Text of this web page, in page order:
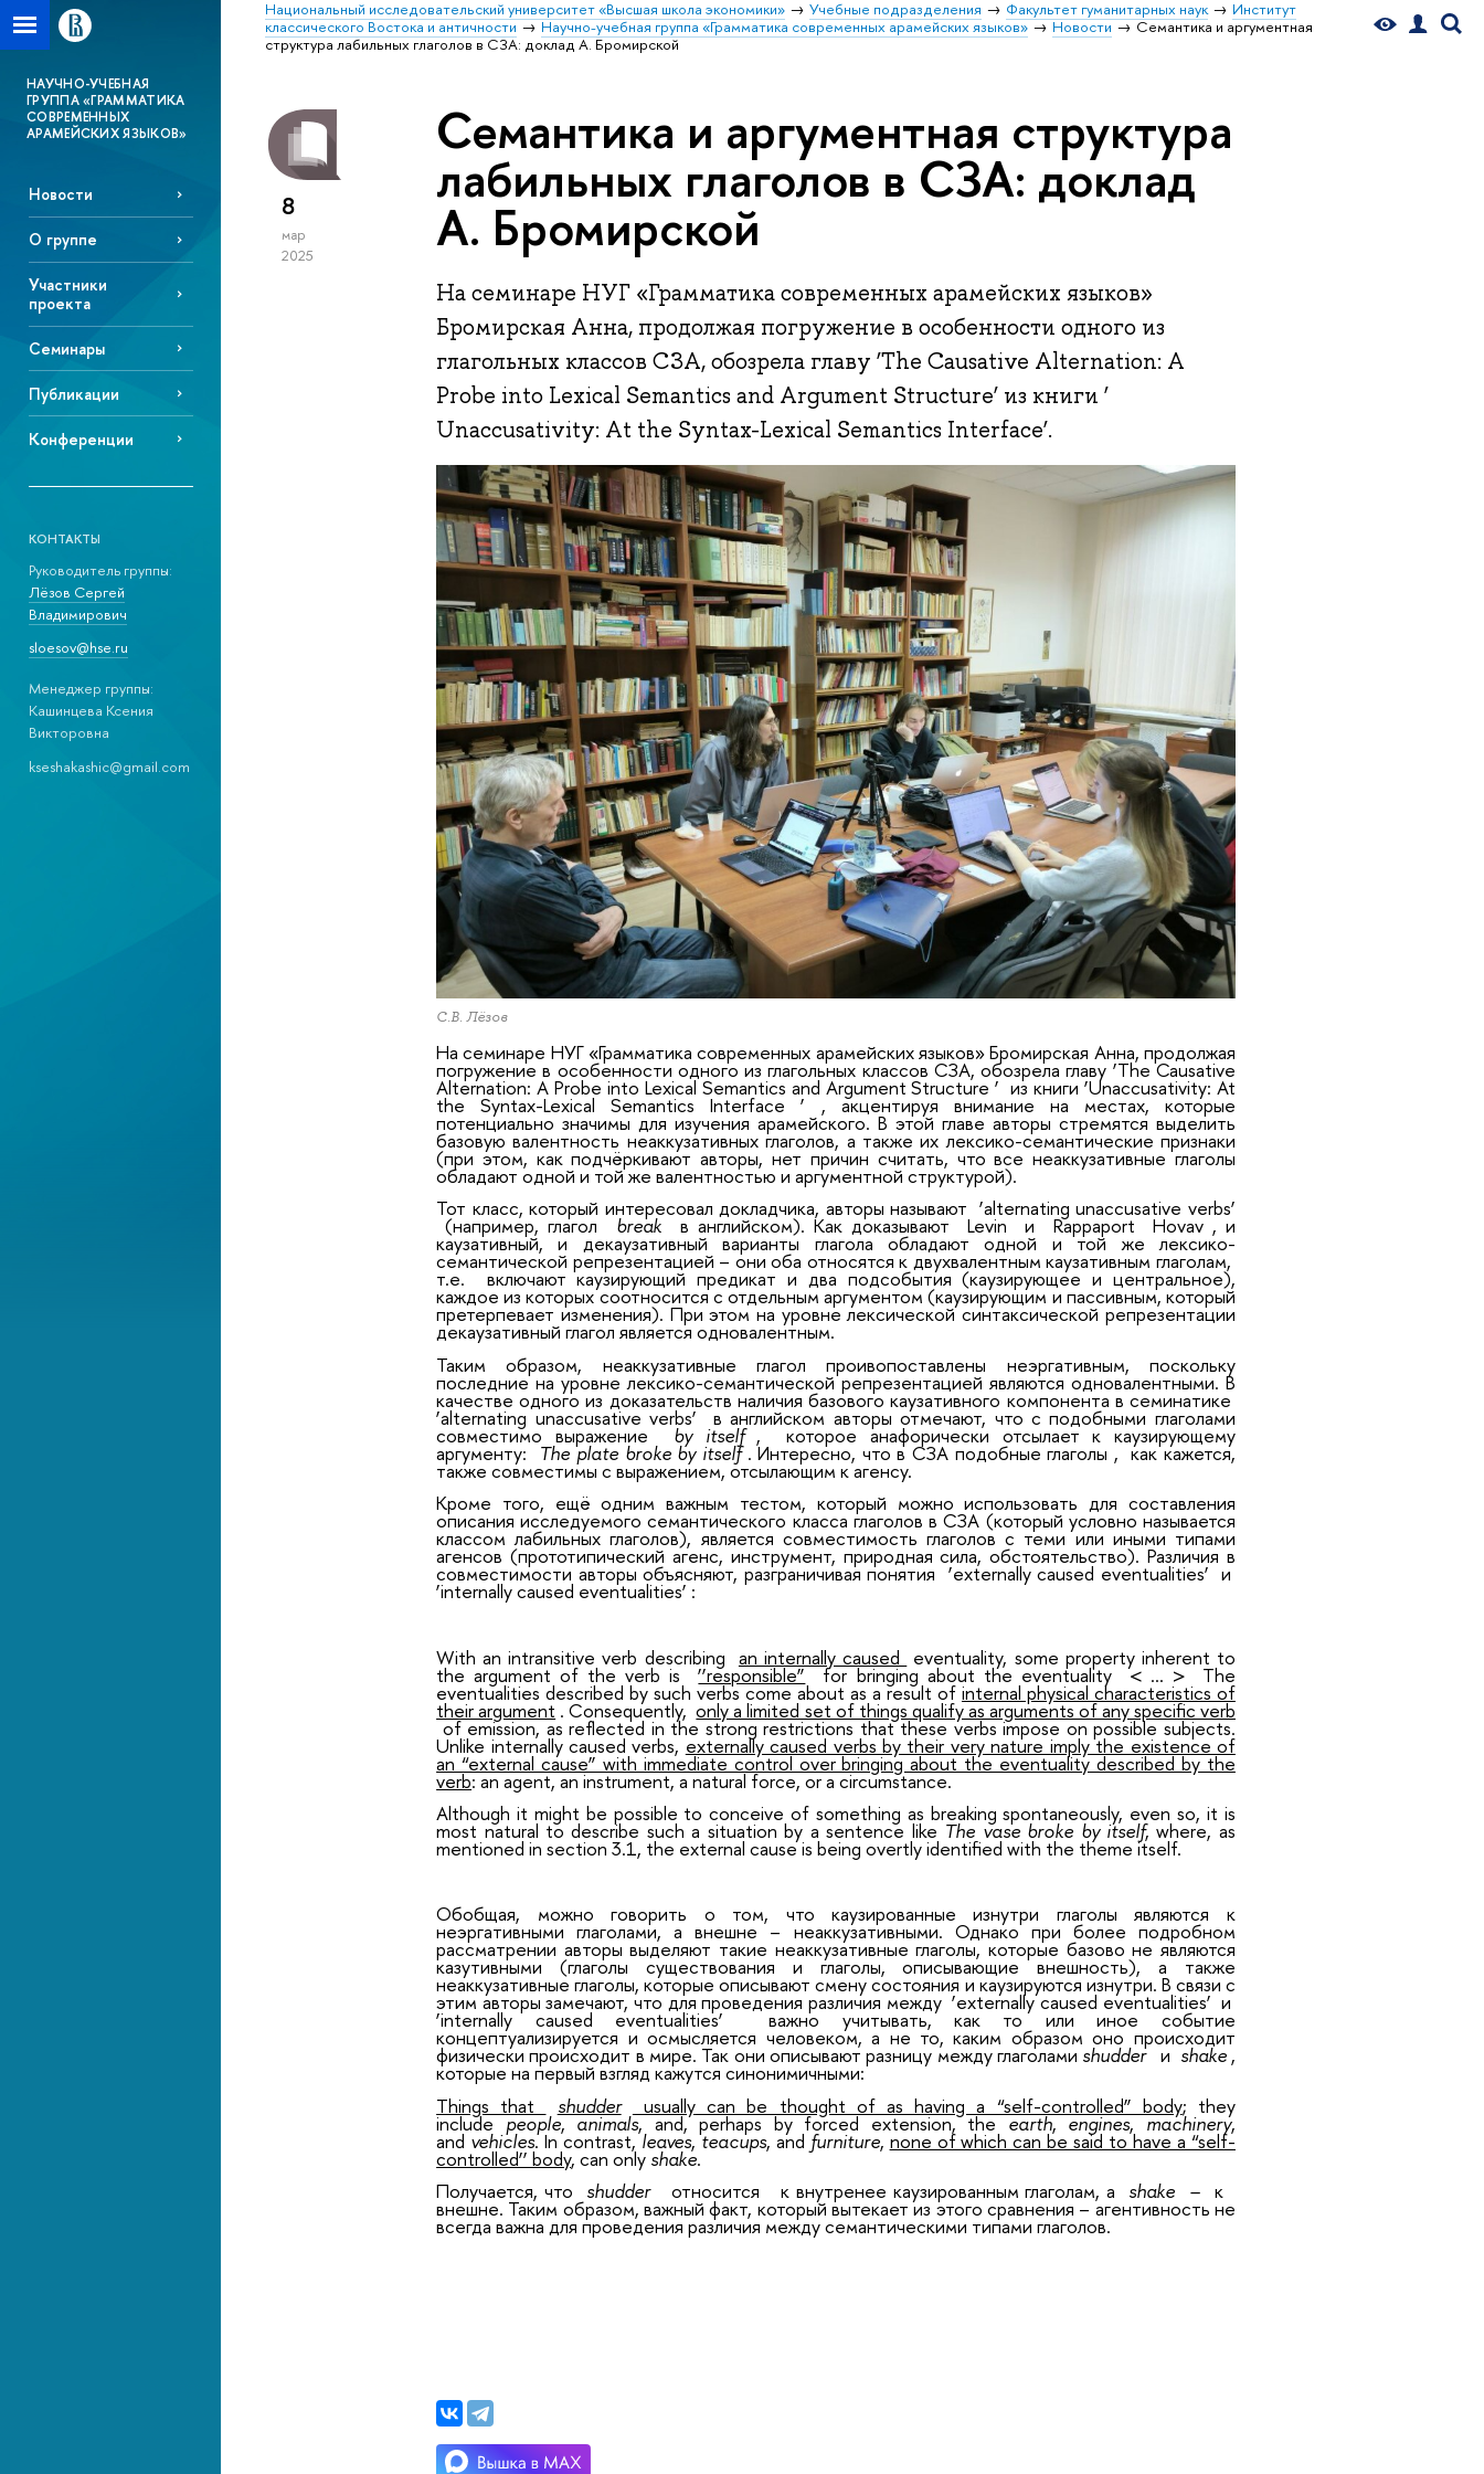
Национальный исследовательский университет «Высшая школа экономики» Учебные подразделения Факультет гуманитарных наук
Институт
классического Востока и античности
Научно-учебная группа «Грамматика современных арамейских языков» Новости
Семантика и аргументная
структура лабильных глаголов в СЗА: доклад А. Бромирской
НАУЧНО-УЧЕБНАЯ
ГРУППА «ГРАММАТИКА
СОВРЕМЕННЫХ
АРАМЕЙСКИХ ЯЗЫКОВ»
Новости
О группе
Участники
проекта
Семинары
Публикации
Конференции
КОНТАКТЫ
Руководитель группы:
Лёзов Сергей
Владимирович
sloesov@hse.ru
Менеджер группы:
Кашинцева Ксения
Викторовна
kseshakashic@gmail.com
8
мар
2025
Семантика и аргументная структура
лабильных глаголов в СЗА: доклад
А. Бромирской
На семинаре НУГ «Грамматика современных арамейских языков»
Бромирская Анна, продолжая погружение в особенности одного из
глагольных классов СЗА, обозрела главу ‘The Causative Alternation: A
Probe into Lexical Semantics and Argument Structure’ из книги ‘
Unaccusativity: At the Syntax-Lexical Semantics Interface’.
С.В. Лёзов
На семинаре НУГ «Грамматика современных арамейских языков» Бромирская Анна, продолжая
погружение в особенности одного из глагольных классов СЗА, обозрела главу ‘The Causative
Alternation: A Probe into Lexical Semantics and Argument Structure ’ из книги ‘Unaccusativity: At
the Syntax-Lexical Semantics Interface ’ , акцентируя внимание на местах, которые
потенциально значимы для изучения арамейского. В этой главе авторы стремятся выделить
базовую валентность неаккузативных глаголов, а также их лексико-семантические признаки
(при этом, как подчёркивают авторы, нет причин считать, что все неаккузативные глаголы
обладают одной и той же валентностью и аргументной структурой).
Тот класс, который интересовал докладчика, авторы называют ‘alternating unaccusative verbs’
(например, глагол break в английском). Как доказывают Levin и Rappaport Hovav , и
каузативный, и декаузативный варианты глагола обладают одной и той же лексико-
семантической репрезентацией – они оба относятся к двухвалентным каузативным глаголам,
т.е. включают каузирующий предикат и два подсобытия (каузирующее и центральное),
каждое из которых соотносится с отдельным аргументом (каузирующим и пассивным, который
претерпевает изменения). При этом на уровне лексической синтаксической репрезентации
декаузативный глагол является одновалентным.
Таким образом, неаккузативные глагол проивопоставлены неэргативным, поскольку
последние на уровне лексико-семантической репрезентацией являются одновалентными. В
качестве одного из доказательств наличия базового каузативного компонента в семинатике
‘alternating unaccusative verbs’ в английском авторы отмечают, что с подобными глаголами
совместимо выражение by itself , которое анафорически отсылает к каузирующему
аргументу: The plate broke by itself . Интересно, что в СЗА подобные глаголы , как кажется,
также совместимы с выражением, отсылающим к агенсу.
Кроме того, ещё одним важным тестом, который можно использовать для составления
описания исследуемого семантического класса глаголов в СЗА (который условно называется
классом лабильных глаголов), является совместимость глаголов с теми или иными типами
агенсов (прототипический агенс, инструмент, природная сила, обстоятельство). Различия в
совместимости авторы объясняют, разграничивая понятия ‘externally caused eventualities’ и
‘internally caused eventualities’ :
With an intransitive verb describing an internally caused eventuality, some property inherent to
the argument of the verb is ‘‘responsible” for bringing about the eventuality < … > The
eventualities described by such verbs come about as a result of internal physical characteristics of
their argument . Consequently, only a limited set of things qualify as arguments of any specific verb
of emission, as reflected in the strong restrictions that these verbs impose on possiblesubjects.
Unlike internally caused verbs, externally caused verbs by their very nature imply the existence of
an “external cause” with immediate control over bringing about the eventuality described by the
verb: an agent, an instrument, a natural force, or a circumstance.
Although it might be possible to conceive of something as breaking spontaneously, even so, it is
most natural to describe such a situation by a sentence like The vase broke by itself, where, as
mentioned in section 3.1, the external cause is being overtly identified with the theme itself.
Обобщая, можно говорить о том, что каузированные изнутри глаголы являются к
неэргативными глаголами, а внешне – неаккузативными. Однако при более подробном
рассматрении авторы выделяют такие неаккузативные глаголы, которые базово не являются
казутивными (глаголы существования и глаголы, описывающие внешность), а также
неаккузативные глаголы, которые описывают смену состояния и каузируются изнутри. В связи с
этим авторы замечают, что для проведения различия между ‘externally caused eventualities’ и
‘internally caused eventualities’ важно учитывать, как то или иное событие
концептуализируется и осмысляется человеком, а не то, каким образом оно происходит
физически происходит в мире. Так они описывают разницу между глаголами shudder и shake ,
которые на первый взгляд кажутся синонимичными:
Things that
shudder usually can be thought of as having a “self-controlled” body; they
includepeople,animals, and, perhaps by forced extension, theearth,engines,machinery,
and vehicles. In contrast,leaves,teacups, and furniture, none of which can be said to have a “self-
controlled’’ body, can only shake.
Получается, что
shudder относится к внутренее каузированным глаголам, а shake – к
внешне. Таким образом, важный факт, который вытекает из этого сравнения – агентивность не
всегда важна для проведения различия между семантическими типами глаголов.